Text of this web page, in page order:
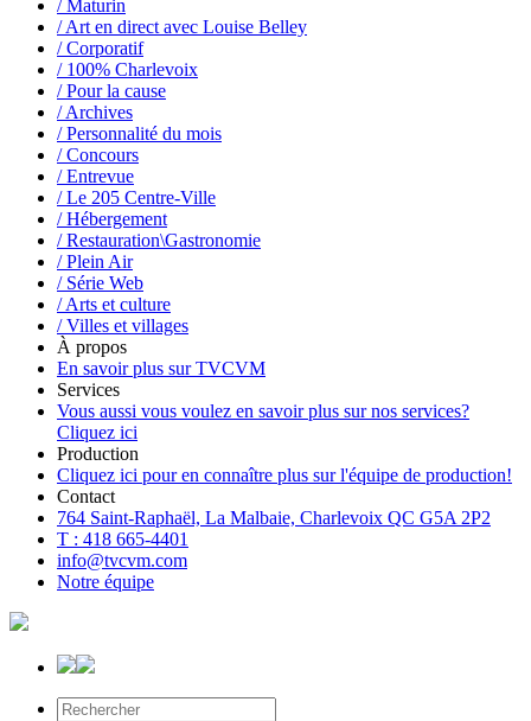
/ Maturin
/ Art en direct avec Louise Belley
/ Corporatif
/ 100% Charlevoix
/ Pour la cause
/ Archives
/ Personnalité du mois
/ Concours
/ Entrevue
/ Le 205 Centre-Ville
/ Hébergement
/ Restauration\Gastronomie
/ Plein Air
/ Série Web
/ Arts et culture
/ Villes et villages
À propos
En savoir plus sur TVCVM
Services
Vous aussi vous voulez en savoir plus sur nos services?
Cliquez ici
Production
Cliquez ici pour en connaître plus sur l'équipe de production!
Contact
764 Saint-Raphaël, La Malbaie, Charlevoix QC G5A 2P2
T : 418 665-4401
info@tvcvm.com
Notre équipe